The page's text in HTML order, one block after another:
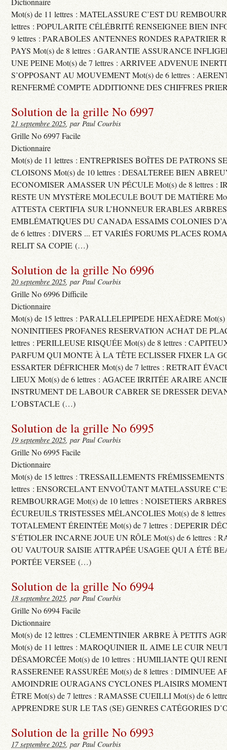
Mot(s) de 11 lettres : MATELASSURE C’EST DU
lettres : POPULARITE CÉLÉBRITÉ RENSEIGNEE BIEN
9 lettres : PARABOLES ANTENNES RONDES RAPATRIER
PAYS Mot(s) de 8 lettres : GARANTIE ASSURANCE
UNE PEINE Mot(s) de 7 lettres : ARRIVEE ADVENUE
S’OPPOSANT AU MOUVEMENT Mot(s) de 6 lettres :
RENFERMÉ COMPTE ADDITIONNE DES CHIFFRES
Solution de la grille No 6997
21 septembre 2025, par Paul Courbis
Grille No 6997 Facile
Dictionnaire
Mot(s) de 11 lettres : ENTREPRISES BOÎTES DE PATRONS
CLOISONS Mot(s) de 10 lettres : DESALTEREE BIEN
ECONOMISER AMASSER UN PÉCULE Mot(s) de 8 lettres :
RESTE UN MYSTÈRE MOLECULE BOUT DE MATIÈRE
ATTESTA CERTIFIA SUR L’HONNEUR ERABLES ARBRES
EMBLÉMATIQUES DU CANADA ESSAIMS COLONIES
de 6 lettres : DIVERS ... ET VARIÉS FORUMS PLACES
RELIT SA COPIE (…)
Solution de la grille No 6996
20 septembre 2025, par Paul Courbis
Grille No 6996 Difficile
Dictionnaire
Mot(s) de 15 lettres : PARALLELEPIPEDE HEXAÈDRE Mot(s)
NONINITIEES PROFANES RESERVATION ACHAT DE
lettres : PERILLEUSE RISQUÉE Mot(s) de 8 lettres :
PARFUM QUI MONTE À LA TÊTE ECLISSER FIXER LA
ESSARTER DÉFRICHER Mot(s) de 7 lettres : RETRAIT
LIEUX Mot(s) de 6 lettres : AGACEE IRRITÉE ARAIRE
INSTRUMENT DE LABOUR CABRER SE DRESSER
L’OBSTACLE (…)
Solution de la grille No 6995
19 septembre 2025, par Paul Courbis
Grille No 6995 Facile
Dictionnaire
Mot(s) de 15 lettres : TRESSAILLEMENTS FRÉMISSEMENTS
lettres : ENSORCELANT ENVOÛTANT MATELASSURE
REMBOURRAGE Mot(s) de 10 lettres : NOISETIERS
ÉCUREUILS TRISTESSES MÉLANCOLIES Mot(s) de 8
TOTALEMENT ÉREINTÉE Mot(s) de 7 lettres : DEPERIR
S’ÉTIOLER INCARNE JOUE UN RÔLE Mot(s) de 6 lettres :
OU VAUTOUR SAISIE ATTRAPÉE USAGEE QUI A ÉTÉ
PORTÉE VERSEE (…)
Solution de la grille No 6994
18 septembre 2025, par Paul Courbis
Grille No 6994 Facile
Dictionnaire
Mot(s) de 12 lettres : CLEMENTINIER ARBRE À PETITS
Mot(s) de 11 lettres : MAROQUINIER IL AIME LE CUIR
DÉSAMORCÉE Mot(s) de 10 lettres : HUMILIANTE QUI
RASSERENEE RASSURÉE Mot(s) de 8 lettres : DIMINUEE
AMOINDRIE OURAGANS CYCLONES PLAISIRS
ÊTRE Mot(s) de 7 lettres : RAMASSE CUEILLI Mot(s) de 6
APPRENDRE SUR LE TAS (SE) GENRES CATÉGORIES
Solution de la grille No 6993
17 septembre 2025, par Paul Courbis